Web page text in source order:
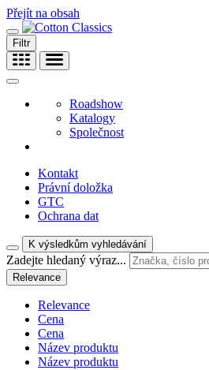
Přejít na obsah
Filtr
Roadshow
Katalogy
Společnost
Kontakt
Právní doložka
GTC
Ochrana dat
K výsledkům vyhledávání
Zadejte hledaný výraz...
Relevance
Relevance
Cena
Cena
Název produktu
Název produktu